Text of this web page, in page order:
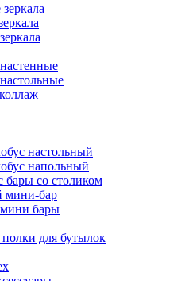
настольный
напольный
бары со столиком
мини-бар
бары
для бутылок